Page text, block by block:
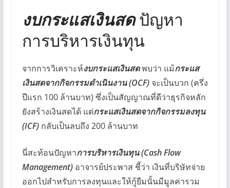
งบกระแสเงินสดปัญหา
การบริหารเงินทุน
จากการวิเคราะห์งบกระแสเงินสดพบว่า แม้กระแส
เงินสดจากกิจกรรมดำเนินงาน (OCF)จะเป็นบวก (ครึ่ง
ปีแรก 100 ล้านบาท) ซึ่งเป็นสัญญาณที่ดีว่าธุรกิจหลัก
ยังสร้างเงินสดได้ แต่กระแสเงินสดจากกิจกรรมลงทุน
(ICF)กลับเป็นลบถึง 200 ล้านบาท
นี่สะท้อนปัญหาการบริหารเงินทุน (Cash Flow
Management)อาจารย์ประพาส ชี้ว่า เงินที่บริษัทจ่าย
ออกไปสำหรับการลงทุนและให้กู้ยืมนั้นมีมูลค่ารวม